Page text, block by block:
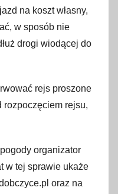
na koszt własny,
w sposób nie
drogi wiodącej do
rejs proszone
rozpoczęciem rejsu,
organizator
w tej sprawie ukaże
oraz na